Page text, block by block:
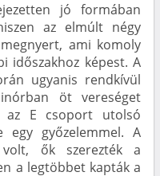
jó formában
az elmúlt négy
ami komoly
időszakhoz képest. A
ugyanis rendkívül
öt vereséget
az E csoport utolsó
egy győzelemmel. A
volt, ők szerezték a
a legtöbbet kapták a